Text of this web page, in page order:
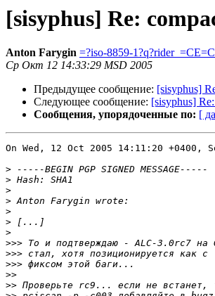
[sisyphus] Re:
Anton Farygin =?iso-8859-
Ср Окт 12 14:33:29 MSD 2005
Предыдущее сообщение: [sisyphus]
Следующее сообщение: [sisyphus]
Сообщения, упорядоченные по: [
On Wed, 12 Oct 2005 14:11:20 +0400,
>
>
>
>
>
>
>
>>>
>>>
>>>
>>
>>